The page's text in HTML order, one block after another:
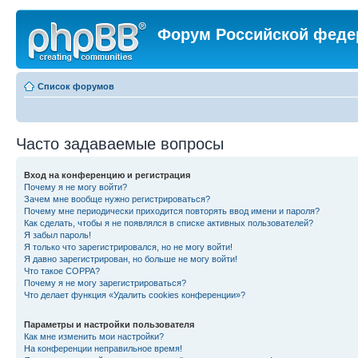
Форум Российской
Список форумов
Часто задаваемые вопросы
Вход на конференцию и регистрация
Почему я не могу войти?
Зачем мне вообще нужно регистрироваться?
Почему мне периодически приходится повторять ввод имени и пароля?
Как сделать, чтобы я не появлялся в списке активных пользователей?
Я забыл пароль!
Я только что зарегистрировался, но не могу войти!
Я давно зарегистрирован, но больше не могу войти!
Что такое COPPA?
Почему я не могу зарегистрироваться?
Что делает функция «Удалить cookies конференции»?
Параметры и настройки пользователя
Как мне изменить мои настройки?
На конференции неправильное время!